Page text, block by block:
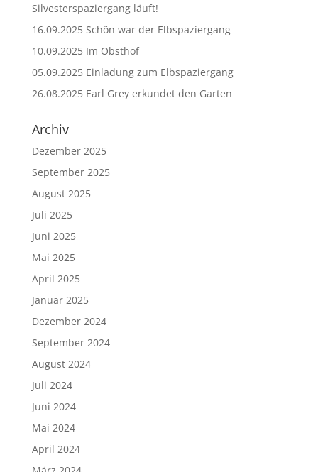
Silvesterspaziergang läuft!
16.09.2025 Schön war der Elbspaziergang
10.09.2025 Im Obsthof
05.09.2025 Einladung zum Elbspaziergang
26.08.2025 Earl Grey erkundet den Garten
Archiv
Dezember 2025
September 2025
August 2025
Juli 2025
Juni 2025
Mai 2025
April 2025
Januar 2025
Dezember 2024
September 2024
August 2024
Juli 2024
Juni 2024
Mai 2024
April 2024